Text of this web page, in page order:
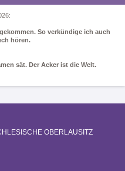
So verkündige ich auch
hören.
sät. Der Acker ist die Welt.
OBERLAUSITZ